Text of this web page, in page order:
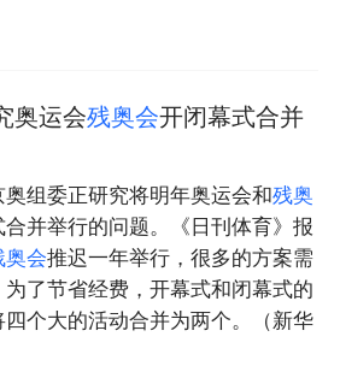
奥运会残奥会开闭幕式合并
组委正研究将明年奥运会和残奥
并举行的问题。《日刊体育》报
奥会推迟一年举行，很多的方案需
了节省经费，开幕式和闭幕式的
个大的活动合并为两个。（新华